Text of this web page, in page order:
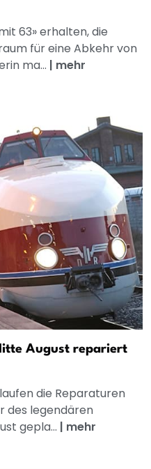
63» erhalten, die
für eine Abkehr von
ma... | mehr
August repariert
die Reparaturen
des legendären
gepla... | mehr